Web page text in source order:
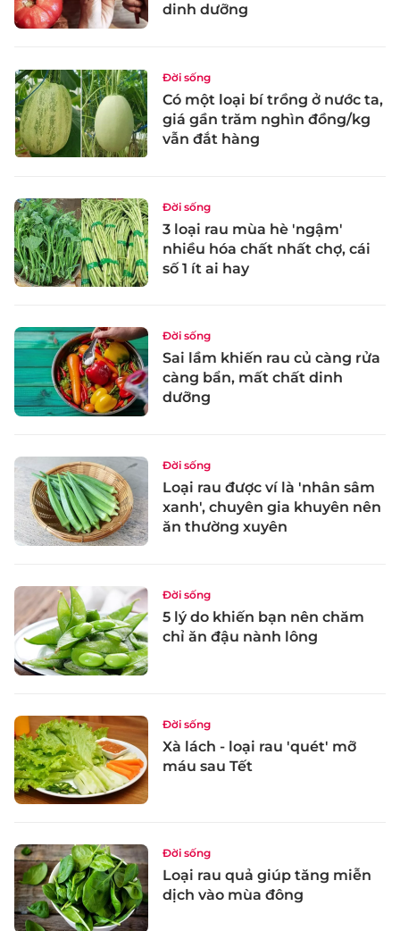
dinh dưỡng
Đời sống
Có một loại bí trồng ở nước ta,
giá gần trăm nghìn đồng/kg
vẫn đắt hàng
Đời sống
3 loại rau mùa hè 'ngậm'
nhiều hóa chất nhất chợ, cái
số 1 ít ai hay
Đời sống
Sai lầm khiến rau củ càng rửa
càng bẩn, mất chất dinh
dưỡng
Đời sống
Loại rau được ví là 'nhân sâm
xanh', chuyên gia khuyên nên
ăn thường xuyên
Đời sống
5 lý do khiến bạn nên chăm
chỉ ăn đậu nành lông
Đời sống
Xà lách - loại rau 'quét' mỡ
máu sau Tết
Đời sống
Loại rau quả giúp tăng miễn
dịch vào mùa đông